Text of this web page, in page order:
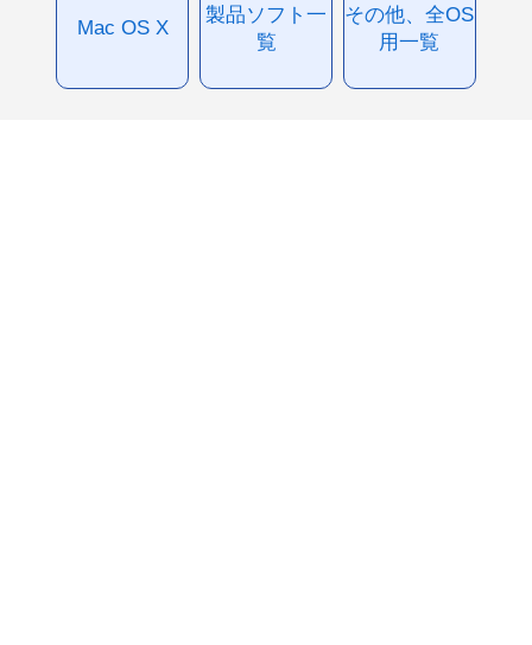
Mac OS X
製品ソフト一
覧
その他、全OS
用一覧